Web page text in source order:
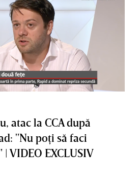
atac la CCA după
"Nu poţi să faci
VIDEO EXCLUSIV